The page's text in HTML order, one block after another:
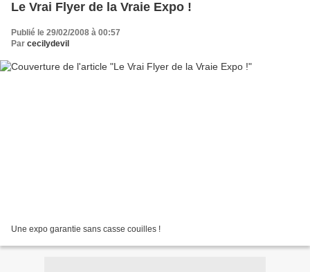
Le Vrai Flyer de la Vraie Expo !
Publié le 29/02/2008 à 00:57
Par cecilydevil
Une expo garantie sans casse couilles !